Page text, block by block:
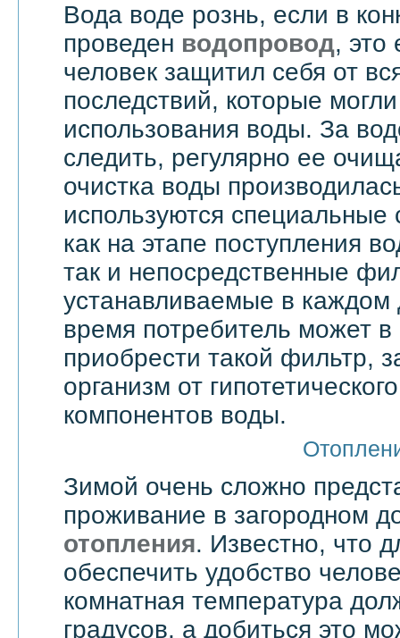
Вода воде рознь, если в
проведен водопровод, это
человек защитил себя от
последствий, которые
использования воды. За
следить, регулярно ее
очистка воды
используются
как на этапе поступления
так и непосредственные
устанавливаемые в
время потребитель может
приобрести такой фильтр,
организм от
компонентов воды.
Зимой очень сложно
проживание в загородном
отопления. Известно, что
обеспечить удобство
комнатная температура
градусов, а добиться это